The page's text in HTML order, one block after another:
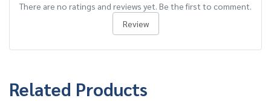
There are no ratings and reviews yet. Be the first to comment.
Review
Related Products